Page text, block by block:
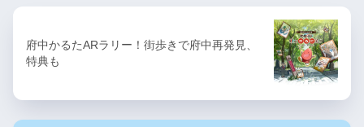
府中かるたARラリー！街歩きで府中再発見、
特典も